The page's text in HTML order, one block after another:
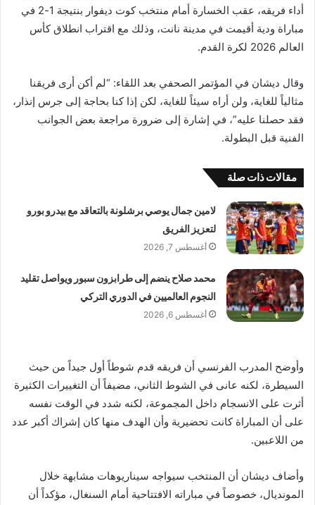
أداء فريقه، عقب الخسارة أمام منتخب كوت ديفوار بنتيجة 1-2 في
مباراة ودية أقيمت في مدينة نانت، وذلك مع اقتراب انطلاق كأس
العالم 2026 لكرة القدم.
وقال ديشان في المؤتمر الصحفي بعد اللقاء: “لم أكن أرى فريقنا
مثالياً للغاية، ولن أراه سيئاً للغاية، لكن إذا كنا بحاجة إلى جرس إنذار،
فقد حصلنا عليه”، في إشارة إلى ضرورة مراجعة بعض الجوانب
الفنية قبل البطولة.
مقالات ذات صلة
لامين جمال يوصي برشلونة بالتعاقد مع بيدرو بورو
لتعزيز الفريق
أغسطس 7, 2026
محمد صلاح ينضم إلى طرابزون سبور ويواصل تقليد
النجوم العالميين في الدوري التركي
أغسطس 6, 2026
وأوضح المدرب الفرنسي أن فريقه قدم شوطاً أول جيداً من حيث
السيطرة، لكنه عانى في الشوط الثاني، مضيفاً أن التغييرات الكثيرة
أثرت على الانسجام داخل المجموعة، لكنه شدد في الوقت نفسه
على أن المباراة كانت تحضيرية وأن الهدف منها كان إشراك أكبر عدد
من اللاعبين.
وأضاف ديشان أن المنتخب سيواجه سيناريوهات مشابهة خلال
المونديال، خصوصاً في مباراته الافتتاحية أمام السنغال، مؤكداً أن